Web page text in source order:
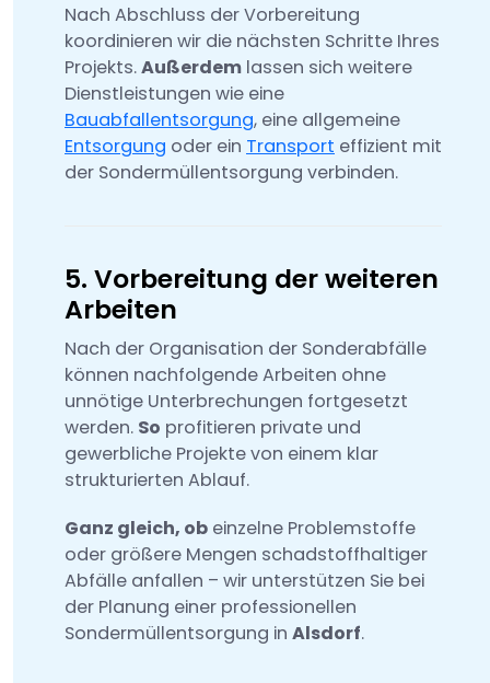
Nach Abschluss der Vorbereitung
koordinieren wir die nächsten Schritte Ihres
Projekts.Außerdem lassen sich weitere
Dienstleistungen wie eine
Bauabfallentsorgung, eine allgemeine
Entsorgung oder ein Transport effizient mit
der Sondermüllentsorgung verbinden.
5. Vorbereitung der weiteren
Arbeiten
Nach der Organisation der Sonderabfälle
können nachfolgende Arbeiten ohne
unnötige Unterbrechungen fortgesetzt
werden. So profitieren private und
gewerbliche Projekte von einem klar
strukturierten Ablauf.
Ganz gleich, ob einzelne Problemstoffe
oder größere Mengen schadstoffhaltiger
Abfälle anfallen – wir unterstützen Sie bei
der Planung einer professionellen
Sondermüllentsorgung in Alsdorf.